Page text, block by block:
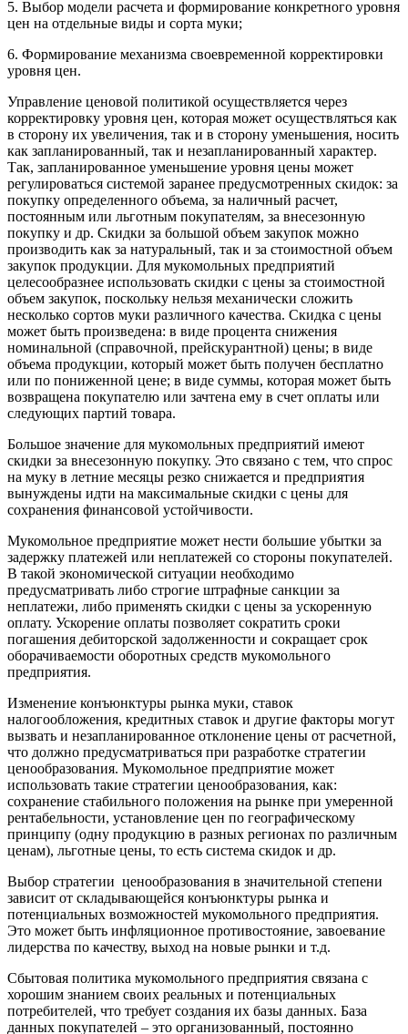
5. Выбор модели расчета и формирование конкретного уровня
цен на отдельные виды и сорта муки;
6. Формирование механизма своевременной корректировки
уровня цен.
Управление ценовой политикой осуществляется через
корректировку уровня цен, которая может осуществляться как
в сторону их увеличения, так и в сторону уменьшения, носить
как запланированный, так и незапланированный характер.
Так, запланированное уменьшение уровня цены может
регулироваться системой заранее предусмотренных скидок: за
покупку определенного объема, за наличный расчет,
постоянным или льготным покупателям, за внесезонную
покупку и др. Скидки за большой объем закупок можно
производить как за натуральный, так и за стоимостной объем
закупок продукции. Для мукомольных предприятий
целесообразнее использовать скидки с цены за стоимостной
объем закупок, поскольку нельзя механически сложить
несколько сортов муки различного качества. Скидка с цены
может быть произведена: в виде процента снижения
номинальной (справочной, прейскурантной) цены; в виде
объема продукции, который может быть получен бесплатно
или по пониженной цене; в виде суммы, которая может быть
возвращена покупателю или зачтена ему в счет оплаты или
следующих партий товара.
Большое значение для мукомольных предприятий имеют
скидки за внесезонную покупку. Это связано с тем, что спрос
на муку в летние месяцы резко снижается и предприятия
вынуждены идти на максимальные скидки с цены для
сохранения финансовой устойчивости.
Мукомольное предприятие может нести большие убытки за
задержку платежей или неплатежей со стороны покупателей.
В такой экономической ситуации необходимо
предусматривать либо строгие штрафные санкции за
неплатежи, либо применять скидки с цены за ускоренную
оплату. Ускорение оплаты позволяет сократить сроки
погашения дебиторской задолженности и сокращает срок
оборачиваемости оборотных средств мукомольного
предприятия.
Изменение конъюнктуры рынка муки, ставок
налогообложения, кредитных ставок и другие факторы могут
вызвать и незапланированное отклонение цены от расчетной,
что должно предусматриваться при разработке стратегии
ценообразования. Мукомольное предприятие может
использовать такие стратегии ценообразования, как:
сохранение стабильного положения на рынке при умеренной
рентабельности, установление цен по географическому
принципу (одну продукцию в разных регионах по различным
ценам), льготные цены, то есть система скидок и др.
Выбор стратегии ценообразования в значительной степени
зависит от складывающейся конъюнктуры рынка и
потенциальных возможностей мукомольного предприятия.
Это может быть инфляционное противостояние, завоевание
лидерства по качеству, выход на новые рынки и т.д.
Сбытовая политика мукомольного предприятия связана с
хорошим знанием своих реальных и потенциальных
потребителей, что требует создания их базы данных. База
данных покупателей – это организованный, постоянно